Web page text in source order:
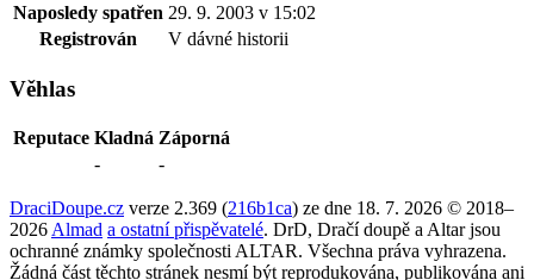
Naposledy spatřen 29. 9. 2003 v 15:02
Registrován
V dávné historii
Věhlas
Reputace Kladná Záporná
-
-
DraciDoupe.cz verze 2.369 (216b1ca) ze dne 18. 7. 2026 © 2018–
2026 Almad a ostatní přispěvatelé. DrD, Dračí doupě a Altar jsou
ochranné známky společnosti ALTAR. Všechna práva vyhrazena.
Žádná část těchto stránek nesmí být reprodukována, publikována ani